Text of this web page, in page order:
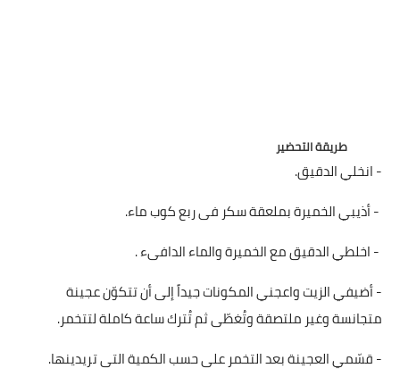
قصص مطبخ مصورة
كُتب وصفات مجاني
طريقة التحضير
- انخلي الدقيق.
- أذيبي الخميرة بملعقة سكر فى ربع كوب ماء.
- اخلطي الدقيق مع الخميرة والماء الدافىء .
- أضيفي الزيت واعجني المكونات جيداً إلى أن تتكوّن عجينة
متجانسة وغير ملتصقة وتُغطّى ثم تُترك ساعة كاملة لتتخمر.
- قسّمي العجينة بعد التخمر على حسب الكمية التى تريدينها.